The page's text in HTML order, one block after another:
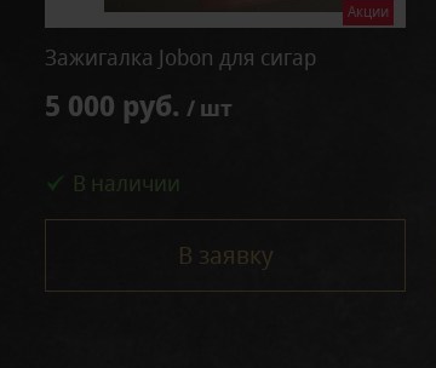
Акции
Зажигалка Jobon для сигар
5 000 руб. / шт
В наличии
В заявку